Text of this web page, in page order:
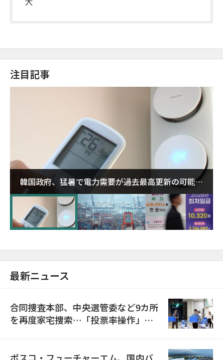
注目記事
韓国政府、猛暑で電力需要が過去最高更新の可能性
に需給対応体制を点検
最新ニュース
合同捜査本部、中央選管委など9カ所
を再度家宅捜索…「投票率操作」の
ポスコ・フューチャーエム、国内バ